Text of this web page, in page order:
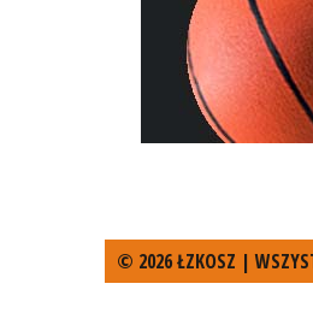
© 2026 ŁZKOSZ |